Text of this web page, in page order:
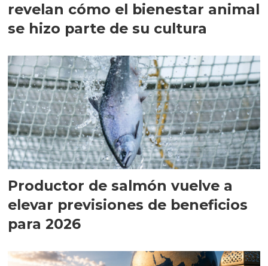
revelan cómo el bienestar animal
se hizo parte de su cultura
Productor de salmón vuelve a
elevar previsiones de beneficios
para 2026